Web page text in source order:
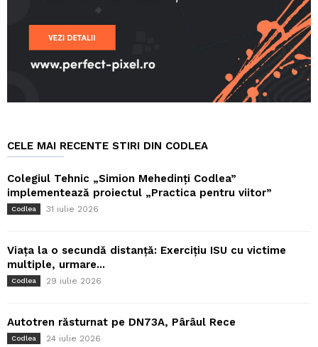
CELE MAI RECENTE STIRI DIN CODLEA
Colegiul Tehnic „Simion Mehedinți Codlea”
implementează proiectul „Practica pentru viitor”
Codlea 31 iulie 2026
Viața la o secundă distanță: Exercițiu ISU cu victime
multiple, urmare...
Codlea 29 iulie 2026
Autotren răsturnat pe DN73A, Pârâul Rece
Codlea 24 iulie 2026